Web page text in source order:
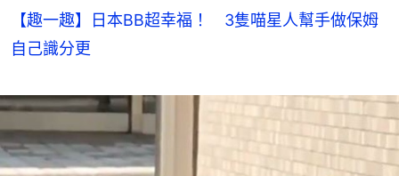
【趣一趣】日本BB超幸福！ 3隻喵星人幫手做保姆
自己識分更